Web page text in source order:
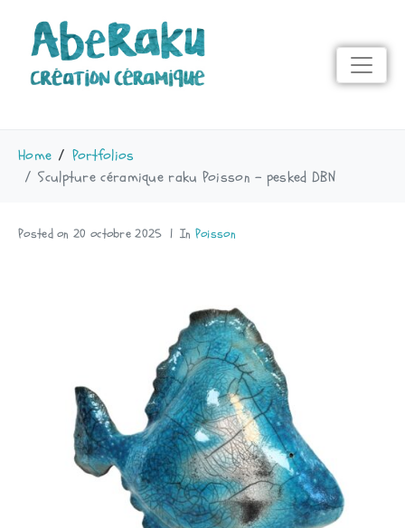
Home
Portfolios
Sculpture céramique raku Poisson - pesked DBN
Posted on 20 octobre 2025 In Poisson